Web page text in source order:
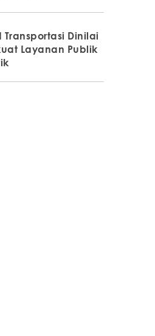
Transportasi Dinilai
Layanan Publik